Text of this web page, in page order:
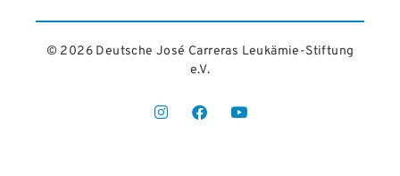
© 2026 Deutsche José Carreras Leukämie-Stiftung
e.V.​